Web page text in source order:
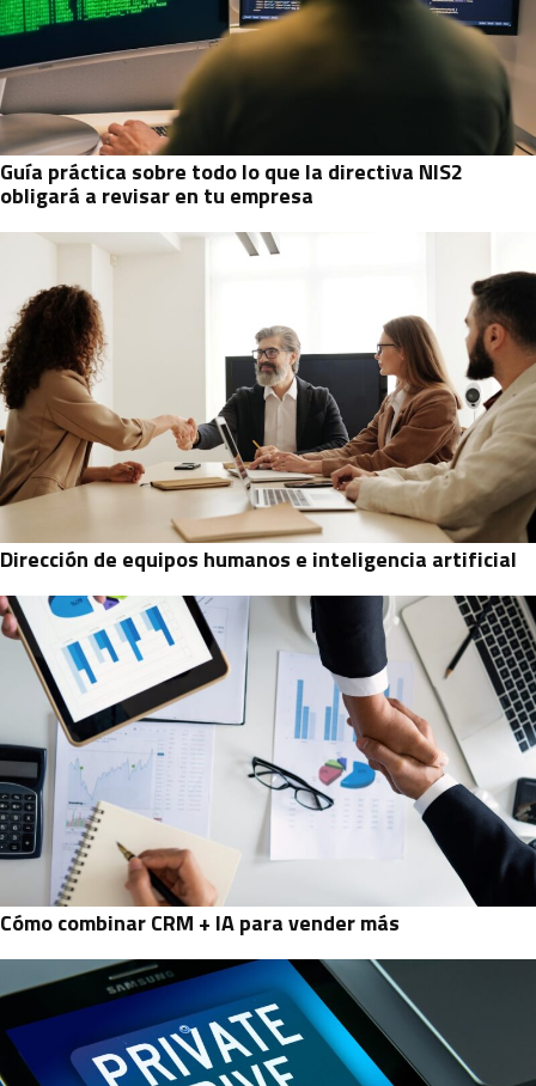
Guía práctica sobre todo lo que la directiva NIS2
obligará a revisar en tu empresa
Dirección de equipos humanos e inteligencia artificial
Cómo combinar CRM + IA para vender más